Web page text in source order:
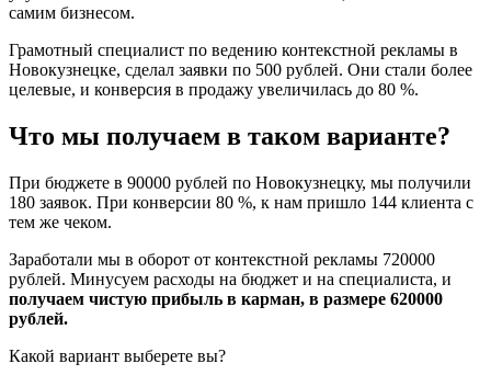
самим бизнесом.
Грамотный специалист по ведению контекстной рекламы в
Новокузнецке, сделал заявки по 500 рублей. Они стали более
целевые, и конверсия в продажу увеличилась до 80 %.
Что мы получаем в таком варианте?
При бюджете в 90000 рублей по Новокузнецку, мы получили
180 заявок. При конверсии 80 %, к нам пришло 144 клиента с
тем же чеком.
Заработали мы в оборот от контекстной рекламы 720000
рублей. Минусуем расходы на бюджет и на специалиста, и
получаем чистую прибыль в карман, в размере 620000
рублей.
Какой вариант выберете вы?